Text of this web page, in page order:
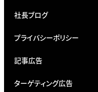
社長ブログ
プライバシーポリシー
記事広告
ターゲティング広告